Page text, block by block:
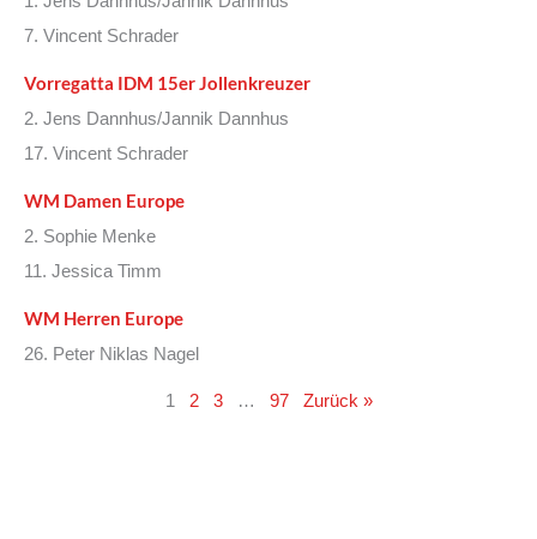
7. Vincent Schrader
Vorregatta IDM 15er Jollenkreuzer
2. Jens Dannhus/Jannik Dannhus
17. Vincent Schrader
WM Damen Europe
2. Sophie Menke
11. Jessica Timm
WM Herren Europe
26. Peter Niklas Nagel
1 2 3 … 97 Zurück »